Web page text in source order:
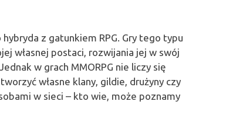
z gatunkiem RPG. Gry tego typu
własnej postaci, rozwijania jej w swój
w grach MMORPG nie liczy się
własne klany, gildie, drużyny czy
w sieci – kto wie, może poznamy